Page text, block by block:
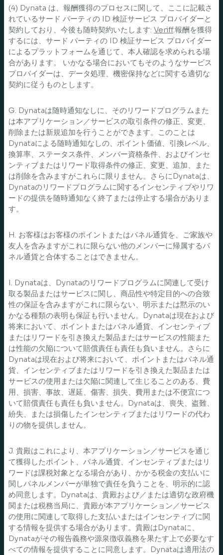
(4) Dynata は、報酬獲得のプロセスに関して、ここに記載さ
れているサード パーティの ID 検証サービス プロバイダーと
契約しており、今後も随時契約いたします: Veriff.報酬を獲得
するには、サード パーティの ID 検証サービス プロバイダー
によるプラットフォームを通じて、本人確認を求められる場
合があります。 いかなる場合においてもそのようなサービス
プロバイダーは、データ処理、機密保持などに関する適切な
契約に従うものとします。
G. Dynataは随時通知なしに、そのリワードプログラムまた
は本アプリケーション／サービスの取引条件の修正、変更、
削除または新規追加を行うことができます。このことは
Dynataによる随時通知なしの、ポイント価値、引換レベル、
換算率、ステータス条件、メンバー資格条件、およびインセ
ンティブまたはリワード取得条件の修正、変更、追加、また
は削除を含みますがこれらに限りません。さらにDynataは、
Dynataのリワードプログラムに関するインセンティブやリワ
ードの提供を随時通知なく終了または停止する場合がありま
す。
H. お客様はお客様のポイントまたはパネル通貨を、ご家族や
友人を含みますがこれに限らない他のメンバーに帰属するパ
ネル通貨と合体することはできません。
I. Dynataは、Dynataのリワードプログラムに関連して受け
取る製品またはサービスに関し、商品性や特定目的への合致
性の保証を含みますがこれに限らない、明示または黙示のい
かなる種類の表明も保証も行いません。Dynataは現在および
将来において、ポイントまたはパネル通貨、インセンティブ
またはリワードを引き換えた製品またはサービスの性能また
は性能の欠陥について賠償責任も責任も負いません。さらに
Dynataは現在および将来において、ポイントまたはパネル通
貨、インセンティブまたはリワードを引き換えた製品または
サービスの使用または欠陥に関連して生じることのある、費
用、損害、事故、遅延、傷害、損失、費用または不便宜につ
いて賠償責任も責任も負いません。Dynataは、喪失、盗難、
紛失、または損傷したインセンティブまたはリワードの代わ
りの物を提供しません。
J. 貴殿はこれにより、本アプリケーション／サービスを通じ
て獲得したポイント、パネル通貨、インセンティブまたはリ
ワードは課税対象となる場合があり、かかる税金の支払いに
関しパネルメンバーが単独で責任を負うことを、明示的に認
め同意します。Dynataは、貴殿および／または適切な政府機
関または税務当局に、貴殿が本アプリケーション／サービス
の使用に関連して取得した支払いまたはインセンティブに関
する情報を提供する場合があります。貴殿はDynataに、
Dynataがその報告義務や源泉徴収義務を果たす上で必要なす
べての情報を提供することに同意します。Dynataは適用法の